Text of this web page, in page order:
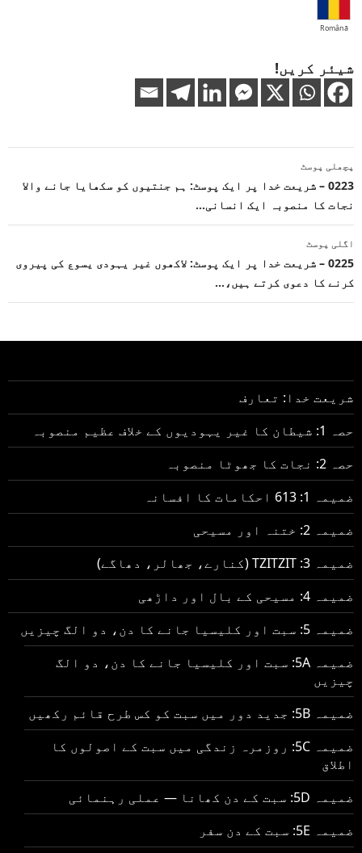
Română
شیئر کریں!
پوسٹوں
کی
نیویگیشن
پچھلی پوسٹ
0223 – شریعت خدا پر ایک پوسٹ: ہم جنتیوں کو سکھایا جانے والا
نجات کا منصوبہ ایک انسانی…
اگلی پوسٹ
0225 – شریعت خدا پر ایک پوسٹ: لاکھوں غیر یہودی یسوع کی پیروی
کرنے کا دعوی کرتے ہیں،…
شریعت خدا: تعارف
حصہ 1: شیطان کا غیر یہودیوں کے خلاف عظیم منصوبہ
حصہ 2: نجات کا جھوٹا منصوبہ
ضمیمہ 1: 613 احکامات کا افسانہ
ضمیمہ 2: ختنہ اور مسیحی
ضمیمہ 3: TZITZIT (کنارے، جھالر، دھاگے)
ضمیمہ 4: مسیحی کے بال اور داڑھی
ضمیمہ 5: سبت اور کلیسیا جانے کا دن، دو الگ چیزیں
ضمیمہ 5A: سبت اور کلیسیا جانے کا دن، دو الگ
چیزیں
ضمیمہ 5B: جدید دور میں سبت کو کس طرح قائم رکھیں
ضمیمہ 5C: روزمرہ زندگی میں سبت کے اصولوں کا
اطلاق
ضمیمہ 5D: سبت کے دن کھانا — عملی رہنمائی
ضمیمہ 5E: سبت کے دن سفر